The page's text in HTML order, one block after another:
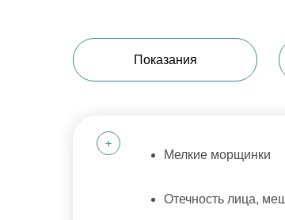
Показания
Мелкие морщинки
Отечность лица,